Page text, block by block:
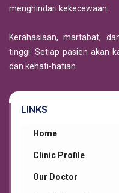
menghindari kekecewaan.
Kerahasiaan, martabat,
tinggi. Setiap pasien akan
dan kehati-hatian.
LINKS
Home
Clinic Profile
Our Doctor